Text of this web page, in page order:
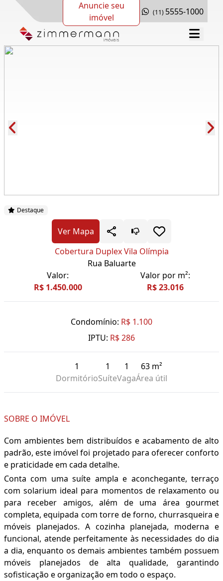
Anuncie seu
imóvel
(11) 5555-1000
Destaque
Ver Mapa
Cobertura Duplex Vila Olímpia
Rua Baluarte
Valor:
R$ 1.450.000
Valor por m²:
R$ 23.016
Condomínio: R$ 1.100
IPTU: R$ 286
1
Dormitório
1
Suíte
1
Vaga
63 m²
Área útil
SOBRE O IMÓVEL
Com ambientes bem distribuídos e acabamento de alto
padrão, este imóvel foi projetado para oferecer conforto
e praticidade em cada detalhe.
Conta com uma suíte ampla e aconchegante, terraço
com solarium ideal para momentos de relaxamento ou
para receber amigos, além de uma área gourmet
completa, equipada com torre de forno, churrasqueira e
móveis planejados. A cozinha planejada, moderna e
funcional, atende perfeitamente às necessidades do dia
a dia, enquanto os demais ambientes também possuem
móveis planejados de alta qualidade, garantindo
sofisticação e organização em todo o espaço.